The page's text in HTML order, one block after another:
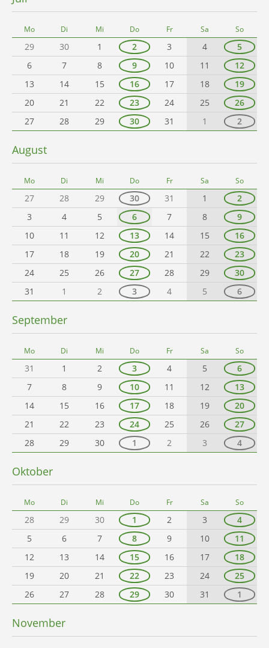
Mo Di Mi Do Fr Sa So
29 30 1 2 3 4
5
6
7 8 9 10 11
12
13
14 15 16 17 18
19
20
21 22 23 24 25
26
27
28 29 30 31 1 2
August
Mo Di Mi Do Fr Sa So
27 28 29 30 31 1
2
3
4 5 6 7 8
9
10
11 12 13 14 15
16
17
18 19 20 21 22
23
24
25 26 27 28 29
30
31
1 2 3 4 5 6
September
Mo Di Mi Do Fr Sa So
31 1 2 3 4 5
6
7
8 9 10 11 12
13
14
15 16 17 18 19
20
21
22 23 24 25 26
27
28
29 30 1 2 3 4
Oktober
Mo Di Mi Do Fr Sa So
28 29 30 1 2 3
4
5
6 7 8 9 10
11
12
13 14 15 16 17
18
19
20 21 22 23 24
25
26
27 28 29 30 31 1
November